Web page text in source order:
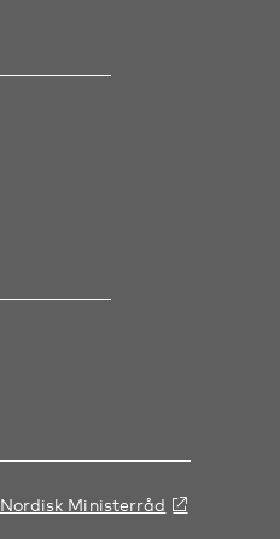
Nordisk Ministerråd